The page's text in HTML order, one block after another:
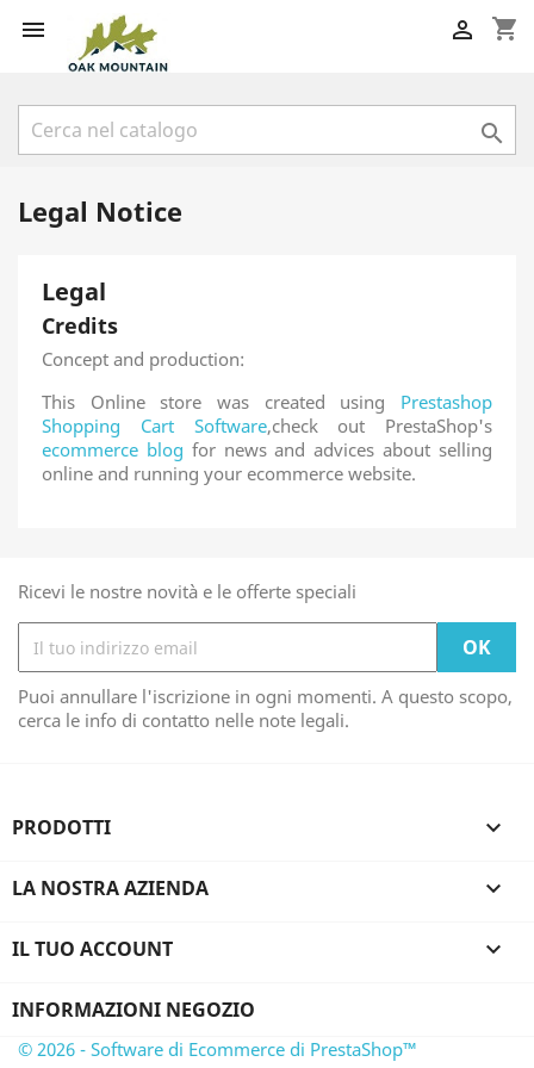
 shopping_cart


Legal Notice
Legal
Credits
Concept and production:
This Online store was created using Prestashop
Shopping Cart Software,check out PrestaShop's
ecommerce blog for news and advices about selling
online and running your ecommerce website.
Ricevi le nostre novità e le offerte speciali
Puoi annullare l'iscrizione in ogni momenti. A questo scopo,
cerca le info di contatto nelle note legali.
PRODOTTI 
LA NOSTRA AZIENDA 
IL TUO ACCOUNT 
INFORMAZIONI NEGOZIO
© 2026 - Software di Ecommerce di PrestaShop™